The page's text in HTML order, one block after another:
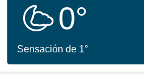
se
calidad.
a este
las
0°
Sensación de 1°